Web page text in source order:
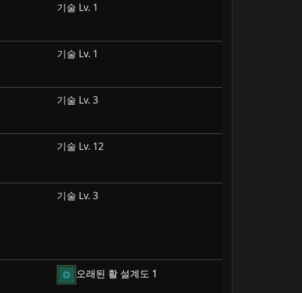
기술 Lv. 1
기술 Lv. 1
기술 Lv. 3
기술 Lv. 12
기술 Lv. 3
오래된 활 설계도 1